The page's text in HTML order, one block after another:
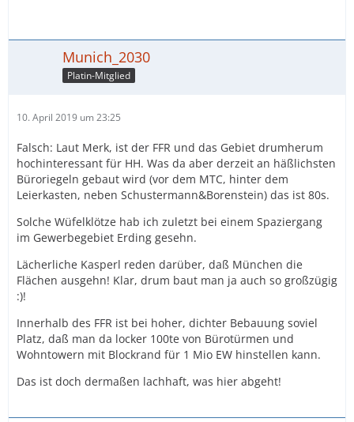
Munich_2030
Platin-Mitglied
10. April 2019 um 23:25
Falsch: Laut Merk, ist der FFR und das Gebiet drumherum
hochinteressant für HH. Was da aber derzeit an häßlichsten
Büroriegeln gebaut wird (vor dem MTC, hinter dem
Leierkasten, neben Schustermann&Borenstein) das ist 80s.
Solche Wüfelklötze hab ich zuletzt bei einem Spaziergang
im Gewerbegebiet Erding gesehn.
Lächerliche Kasperl reden darüber, daß München die
Flächen ausgehn! Klar, drum baut man ja auch so großzügig
:)!
Innerhalb des FFR ist bei hoher, dichter Bebauung soviel
Platz, daß man da locker 100te von Bürotürmen und
Wohntowern mit Blockrand für 1 Mio EW hinstellen kann.
Das ist doch dermaßen lachhaft, was hier abgeht!